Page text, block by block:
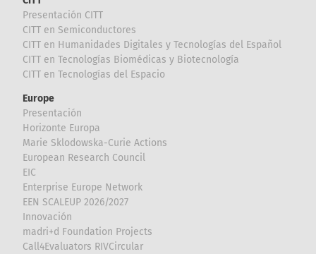
Presentación CITT
CITT en Semiconductores
CITT en Humanidades Digitales y Tecnologías del Español
CITT en Tecnologías Biomédicas y Biotecnología
CITT en Tecnologías del Espacio
Europe
Presentación
Horizonte Europa
Marie Sklodowska-Curie Actions
European Research Council
EIC
Enterprise Europe Network
EEN SCALEUP 2026/2027
Innovación
madri+d Foundation Projects
Call4Evaluators RIVCircular